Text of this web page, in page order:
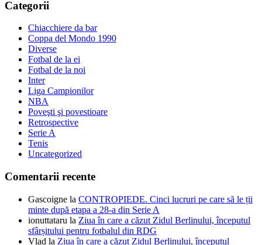
Categorii
Chiacchiere da bar
Coppa del Mondo 1990
Diverse
Fotbal de la ei
Fotbal de la noi
Inter
Liga Campionilor
NBA
Poveşti şi povestioare
Retrospective
Serie A
Tenis
Uncategorized
Comentarii recente
Gascoigne la CONTROPIEDE. Cinci lucruri pe care să le ții
minte după etapa a 28-a din Serie A
ionuttataru la Ziua în care a căzut Zidul Berlinului, începutul
sfârșitului pentru fotbalul din RDG
Vlad la Ziua în care a căzut Zidul Berlinului, începutul